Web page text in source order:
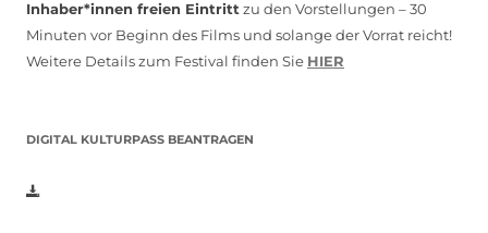
Inhaber*innen freien Eintritt zu den Vorstellungen – 30
Minuten vor Beginn des Films und solange der Vorrat reicht!
Weitere Details zum Festival finden Sie HIER
DIGITAL KULTURPASS BEANTRAGEN